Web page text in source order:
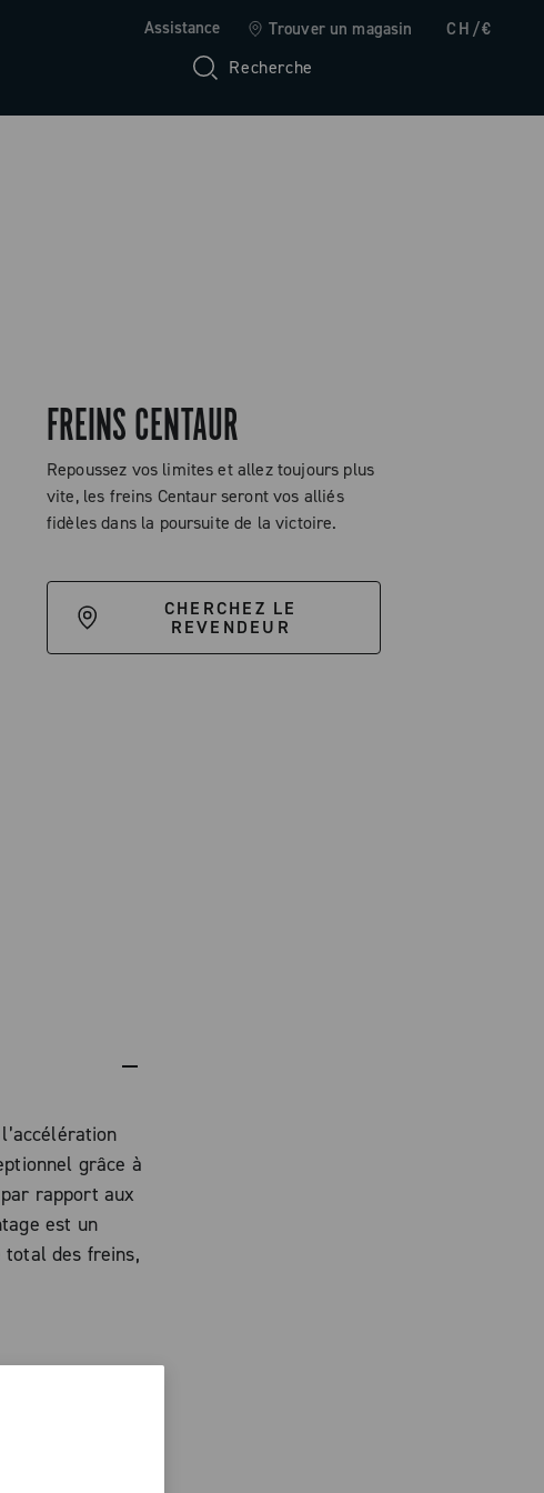
Assistance Trouver un magasin CH/€
Recherche
FREINS CENTAUR
Repoussez vos limites et allez toujours plus
vite, les freins Centaur seront vos alliés
fidèles dans la poursuite de la victoire.
CHERCHEZ LE
REVENDEUR
grâce à
rapport aux
est un
des freins,
seront vos